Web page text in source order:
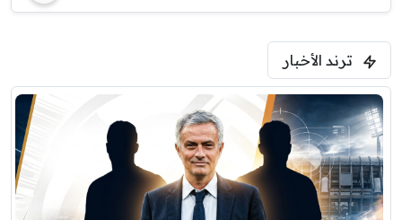
ترند الأخبار